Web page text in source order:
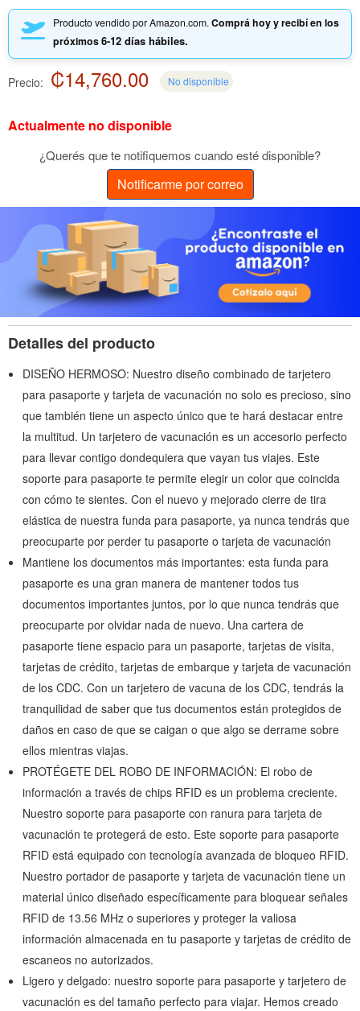
Producto vendido por Amazon.com.Comprá hoy y recibí en los
próximos6-12 días hábiles.
Precio: ₡14,760.00 No disponible
Actualmente no disponible
¿Querés que te notifiquemos cuando esté disponible?
Notificarme por correo
Detalles del producto
DISEÑO HERMOSO: Nuestro diseño combinado de tarjetero
para pasaporte y tarjeta de vacunación no solo es precioso, sino
que también tiene un aspecto único que te hará destacar entre
la multitud. Un tarjetero de vacunación es un accesorio perfecto
para llevar contigo dondequiera que vayan tus viajes. Este
soporte para pasaporte te permite elegir un color que coincida
con cómo te sientes. Con el nuevo y mejorado cierre de tira
elástica de nuestra funda para pasaporte, ya nunca tendrás que
preocuparte por perder tu pasaporte o tarjeta de vacunación
Mantiene los documentos más importantes: esta funda para
pasaporte es una gran manera de mantener todos tus
documentos importantes juntos, por lo que nunca tendrás que
preocuparte por olvidar nada de nuevo. Una cartera de
pasaporte tiene espacio para un pasaporte, tarjetas de visita,
tarjetas de crédito, tarjetas de embarque y tarjeta de vacunación
de los CDC. Con un tarjetero de vacuna de los CDC, tendrás la
tranquilidad de saber que tus documentos están protegidos de
daños en caso de que se caigan o que algo se derrame sobre
ellos mientras viajas.
PROTÉGETE DEL ROBO DE INFORMACIÓN: El robo de
información a través de chips RFID es un problema creciente.
Nuestro soporte para pasaporte con ranura para tarjeta de
vacunación te protegerá de esto. Este soporte para pasaporte
RFID está equipado con tecnología avanzada de bloqueo RFID.
Nuestro portador de pasaporte y tarjeta de vacunación tiene un
material único diseñado específicamente para bloquear señales
RFID de 13.56 MHz o superiores y proteger la valiosa
información almacenada en tu pasaporte y tarjetas de crédito de
escaneos no autorizados.
Ligero y delgado: nuestro soporte para pasaporte y tarjetero de
vacunación es del tamaño perfecto para viajar. Hemos creado